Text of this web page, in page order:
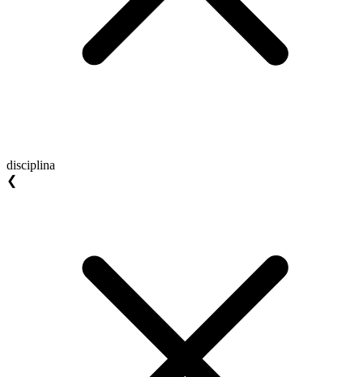
disciplina
❮